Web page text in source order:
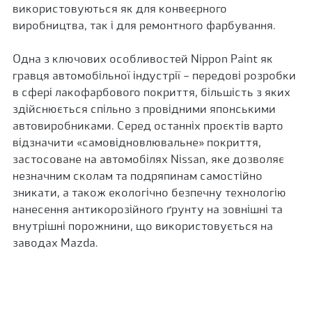
використовуються як для конвеєрного
виробництва, так і для ремонтного фарбування.
Одна з ключових особливостей Nippon Paint як
гравця автомобільної індустрії – передові розробки
в сфері лакофарбового покриття, більшість з яких
здійснюється спільно з провідними японськими
автовиробниками. Серед останніх проєктів варто
відзначити «самовідновлювальне» покриття,
застосоване на автомобілях Nissan, яке дозволяє
незначним сколам та подряпинам самостійно
зникати, а також екологічно безпечну технологію
нанесення антикорозійного ґрунту на зовнішні та
внутрішні порожнини, що використовується на
заводах Mazda.